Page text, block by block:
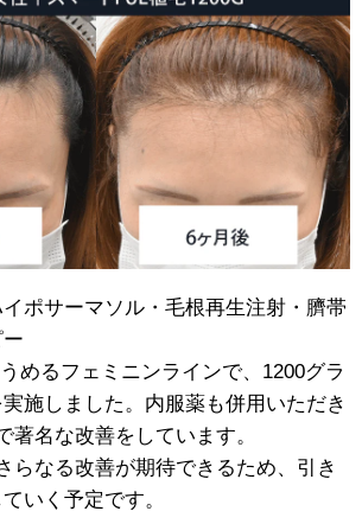
イポサーマソル・毛根再生注射・臍帯
めるフェミニンラインで、1200グラ
施しました。内服薬も併用いただき
著名な改善をしています。
らなる改善が期待できるため、引き
いく予定です。